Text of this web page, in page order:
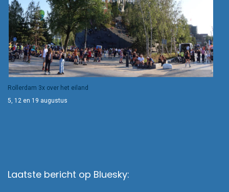
Rollerdam 3x over het eiland
5, 12 en 19 augustus
Laatste bericht op Bluesky: